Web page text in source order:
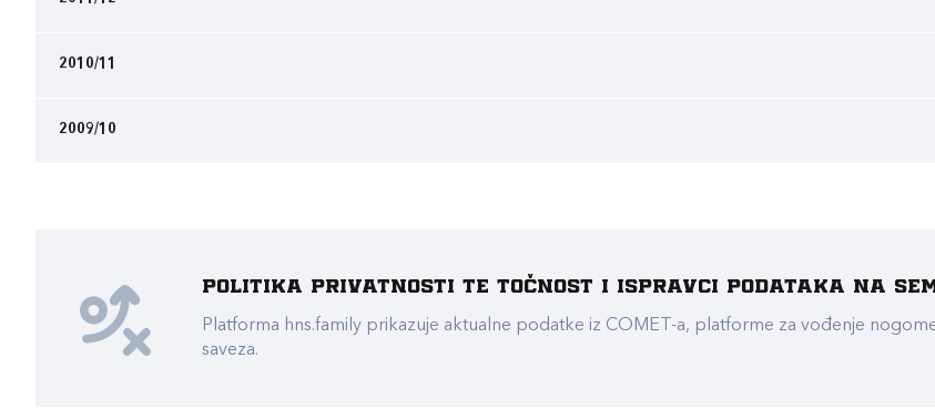
2010/11
2009/10
Politika privatnosti te točnost i ispravci podataka na
Platforma hns.family prikazuje aktualne podatke iz COMET-a, platforme za vođenje
saveza.